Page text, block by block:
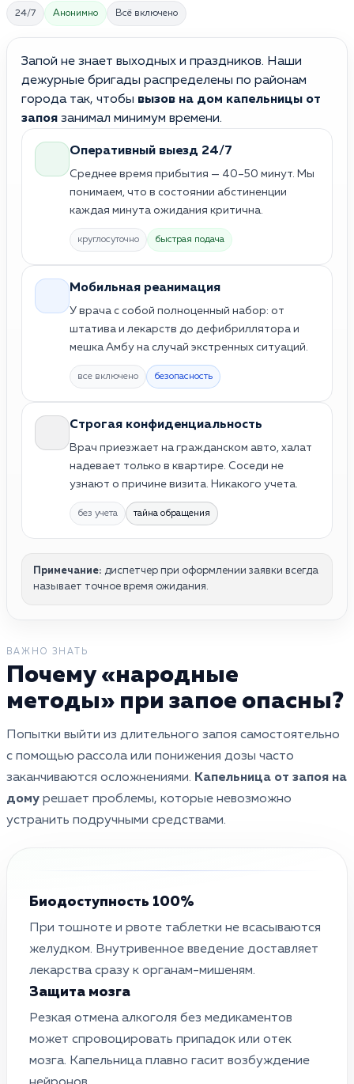
24/7 Анонимно Всё включено
Запой не знает выходных и праздников. Наши
дежурные бригады распределены по районам
города так, чтобы вызов на дом капельницы от
запоя занимал минимум времени.
Оперативный выезд 24/7
Среднее время прибытия — 40–50 минут. Мы
понимаем, что в состоянии абстиненции
каждая минута ожидания критична.
круглосуточно быстрая подача
Мобильная реанимация
У врача с собой полноценный набор: от
штатива и лекарств до дефибриллятора и
мешка Амбу на случай экстренных ситуаций.
все включено безопасность
Строгая конфиденциальность
Врач приезжает на гражданском авто, халат
надевает только в квартире. Соседи не
узнают о причине визита. Никакого учета.
без учета тайна обращения
Примечание: диспетчер при оформлении заявки всегда
называет точное время ожидания.
ВАЖНО ЗНАТЬ
Почему «народные
методы» при запое опасны?
Попытки выйти из длительного запоя самостоятельно
с помощью рассола или понижения дозы часто
заканчиваются осложнениями. Капельница от запоя на
дому решает проблемы, которые невозможно
устранить подручными средствами.
Биодоступность 100%
При тошноте и рвоте таблетки не всасываются
желудком. Внутривенное введение доставляет
лекарства сразу к органам-мишеням.
Защита мозга
Резкая отмена алкоголя без медикаментов
может спровоцировать припадок или отек
мозга. Капельница плавно гасит возбуждение